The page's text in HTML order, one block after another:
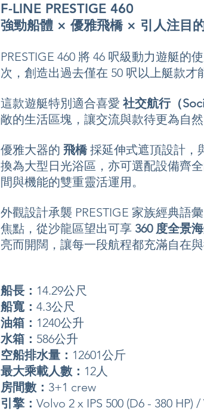
F-LINE PRESTIGE 460
強勁船體 × 優雅飛橋 × 引人注目
PRESTIGE 460 將 46 呎級動力遊艇
次，創造出過去僅在 50 呎以上艇款才
這款遊艇特別適合喜愛 社交航行（
敞的生活區塊，讓交流與款待更為自然
優雅大器的 飛橋採延伸式遮頂設計，
換為大型日光浴區，亦可選配設備齊
間與機能的雙重靈活運用。
外觀設計承襲 PRESTIGE 家族經典語
焦點，從沙龍區望出可享 360 度全景
亮而開闊，讓每一段航程都充滿自在與
船長： 14.29公尺
船寬： 4.3公尺
油箱： 1240公升
水箱： 586公升
空船排水量： 12601公斤
最大乘載人數： 12人
房間數： 3+1 crew
引擎： Volvo 2 x IPS 500 (D6 - 380 HP)